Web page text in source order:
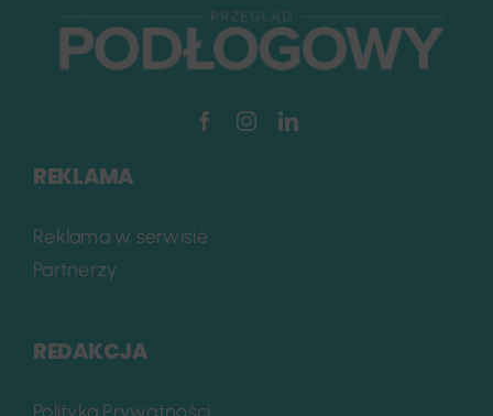
REKLAMA
Reklama w serwisie
Partnerzy
REDAKCJA